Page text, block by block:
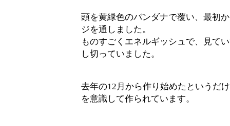
頭を黄緑色のバンダナで覆い、最初
ジを通しました。
ものすごくエネルギッシュで、見て
し切っていました。
去年の12月から作り始めたというだ
を意識して作られています。